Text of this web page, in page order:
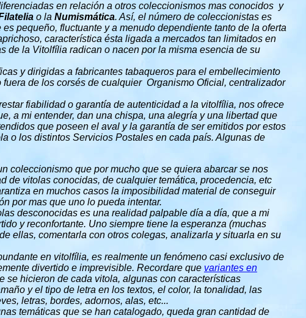
en relación a otros coleccionismos mas conocidos y
o la Numismática. Así, el número de coleccionistas es
pequeño, fluctuante y a menudo dependiente tanto de la oferta
característica ésta ligada a mercados tan limitados en
de la Vitolfília radican o nacen por la misma esencia de su
y dirigidas a fabricantes tabaqueros para el embellecimiento
de los corsés de cualquier Organismo Oficial, centralizador
fiabilidad o garantía de autenticidad a la vitolfília, nos ofrece
a mi entender, dan una chispa, una alegría y una libertad que
que poseen el aval y la garantía de ser emitidos por estos
o los distintos Servicios Postales en cada país. Algunas de
coleccionismo que por mucho que se quiera abarcar se nos
de vitolas conocidas, de cualquier temática, procedencia, etc
en muchos casos la imposibilidad material de conseguir
por mas que uno lo pueda intentar.
desconocidas es una realidad palpable día a día, que a mi
y reconfortante. Uno siempre tiene la esperanza (muchas
ellas, comentarla con otros colegas, analizarla y situarla en su
en vitolfília, es realmente un fenómeno casi exclusivo de
divertido e imprevisible. Recordare que variantes en
se hicieron de cada vitola, algunas con características
y el tipo de letra en los textos, el color, la tonalidad, las
letras, bordes, adornos, alas, etc...
temáticas que se han catalogado, queda gran cantidad de